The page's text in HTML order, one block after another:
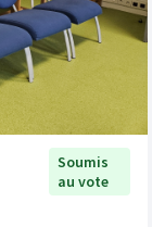
Soumis
au vote